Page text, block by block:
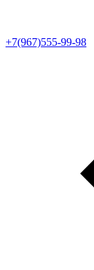
+7(967)555-99-98